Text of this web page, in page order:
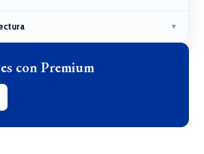
▼
con Premium